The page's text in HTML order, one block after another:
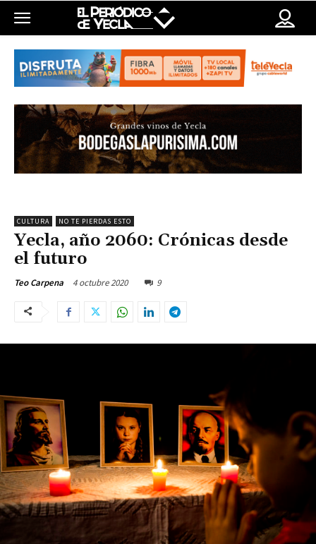
CULTURA NO TE PIERDAS ESTO
Yecla, año 2060: Crónicas desde
el futuro
Teo Carpena 4 octubre 2020 9